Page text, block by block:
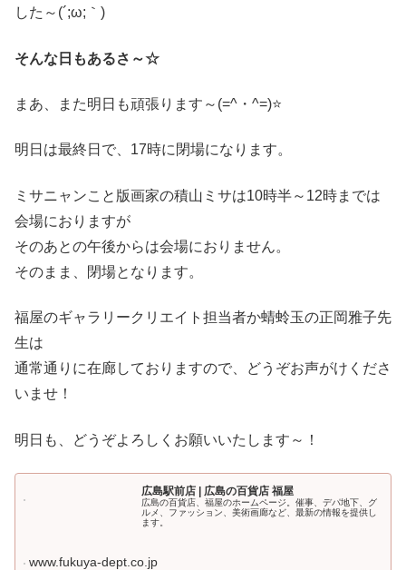
した～(´;ω;｀)
そんな日もあるさ～☆
まあ、また明日も頑張ります～(=^・^=)⭐
明日は最終日で、17時に閉場になります。
ミサニャンこと版画家の積山ミサは10時半～12時までは
会場におりますが
そのあとの午後からは会場におりません。
そのまま、閉場となります。
福屋のギャラリークリエイト担当者か蜻蛉玉の正岡雅子先
生は
通常通りに在廊しておりますので、どうぞお声がけくださ
いませ！
明日も、どうぞよろしくお願いいたします～！
広島駅前店 | 広島の百貨店 福屋
広島の百貨店、福屋のホームページ。催事、デパ地下、グ
ルメ、ファッション、美術画廊など、最新の情報を提供し
ます。
www.fukuya-dept.co.jp